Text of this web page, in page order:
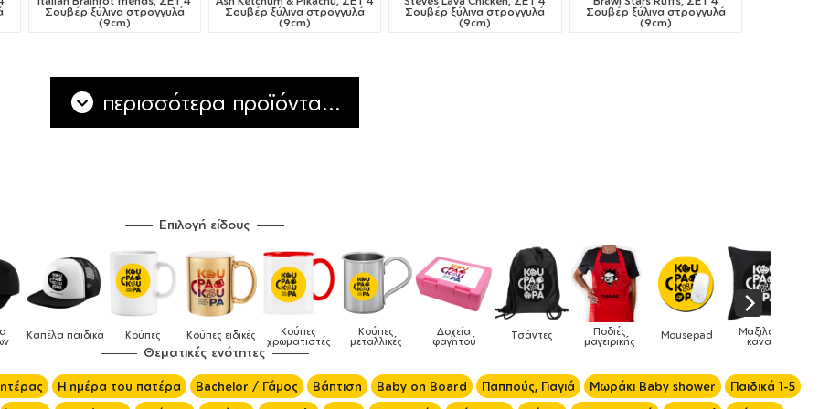
Σουβέρ ξύλινα στρογγυλά
(9cm)
Σουβέρ ξύλινα στρογγυλά
(9cm)
Σουβέρ ξύλινα στρογγυλά
(9cm)
Σουβέρ ξύλινα στρογγυλά
(9cm)
περισσότερα προϊόντα...
Επιλογή είδους
Κούπες
χρωματιστές
Κούπες
μεταλλικές
Δοχεία
φαγητού Τσάντες Ποδιές
μαγειρικής Mousepad Μαξιλάρια
καναπέ Phone Holders Ρολόγια Βρεφικά
Θεματικές ενότητες
Η ημέρα του πατέρα Bachelor / Γάμος Βάπτιση Baby on Board Παππούς, Γιαγιά Μωράκι Baby shower
Παιδικά 1-5